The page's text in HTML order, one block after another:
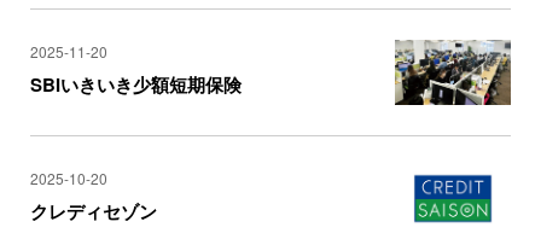
2025-11-20
SBIいきいき少額短期保険
2025-10-20
クレディセゾン